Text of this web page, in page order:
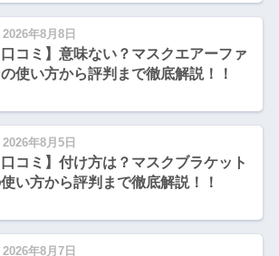
2026年8月8日
口コミ】意味ない？マスクエアーファ
使い方から評判まで徹底解説！！
2026年8月5日
口コミ】付け方は？マスクブラケット
い方から評判まで徹底解説！！
2026年8月7日